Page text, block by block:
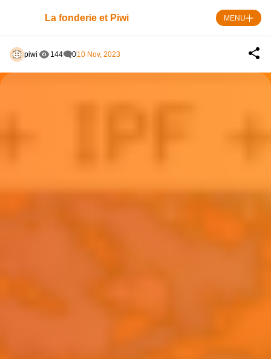
La fonderie et Piwi MENU
piwi 144 010 Nov, 2023